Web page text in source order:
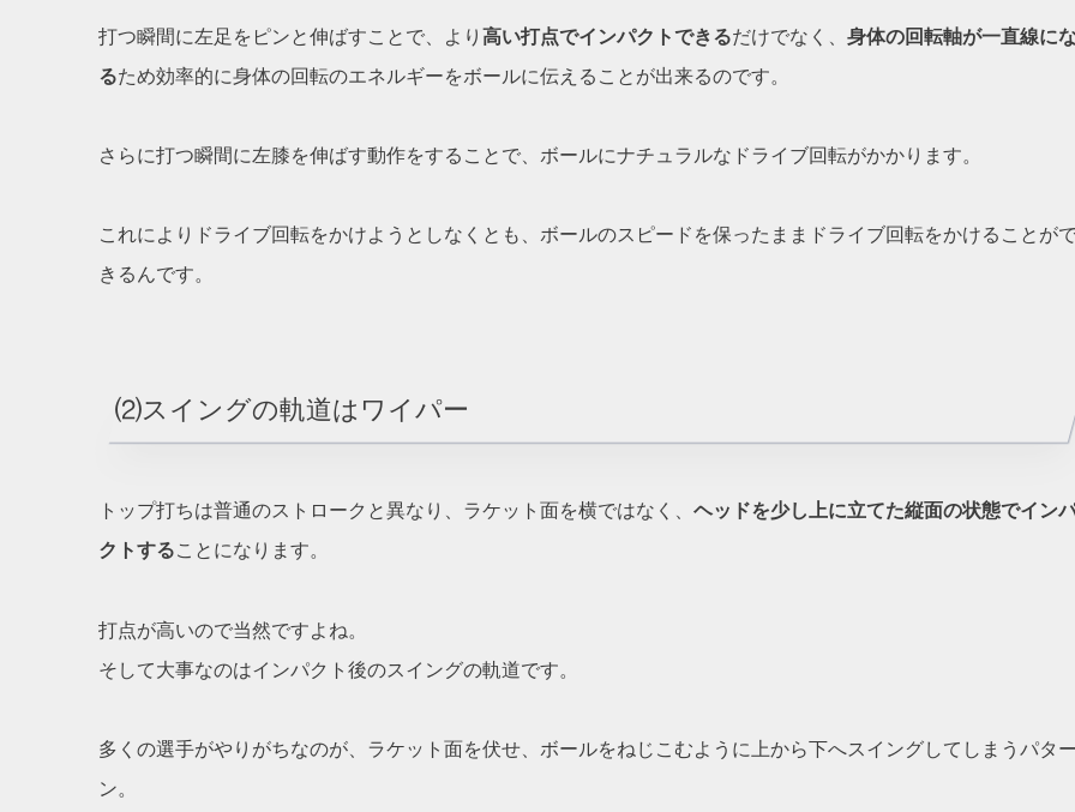
打つ瞬間に左足をピンと伸ばすことで、より 高い打点でインパクトできるだけでなく、 身体の回転軸が一直線に
るため効率的に身体の回転のエネルギーをボールに伝えることが出来るのです。
さらに打つ瞬間に左膝を伸ばす動作をすることで、ボールにナチュラルなドライブ回転がかかります。
これによりドライブ回転をかけようとしなくとも、ボールのスピードを保ったままドライブ回転をかけることが
きるんです。
⑵スイングの軌道はワイパー
トップ打ちは普通のストロークと異なり、ラケット面を横ではなく、 ヘッドを少し上に立てた縦面の状態でイン
クトすることになります。
打点が高いので当然ですよね。
そして大事なのはインパクト後のスイングの軌道です。
多くの選手がやりがちなのが、ラケット面を伏せ、ボールをねじこむように上から下へスイングしてしまうパタ
ン。